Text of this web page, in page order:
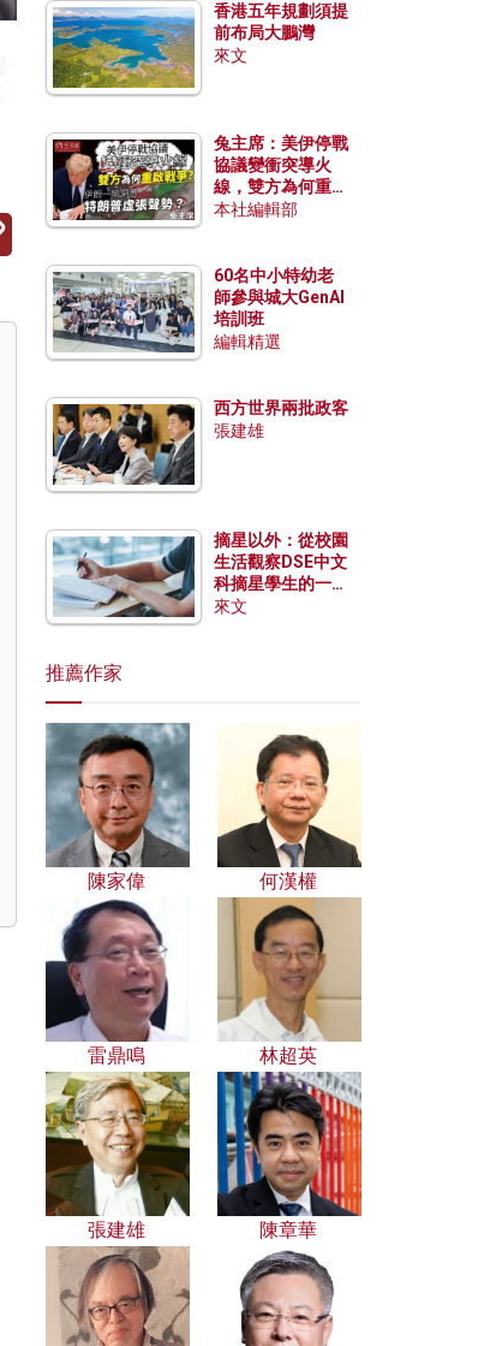
Copy
香港五年規劃須提
前布局大鵬灣
來文
兔主席：美伊停戰
協議變衝突導火
線，雙方為何重啟
戰爭？伊朗一早洞
本社編輯部
60名中小特幼老
師參與城大GenAI
培訓班
編輯精選
西方世界兩批政客
張建雄
摘星以外：從校園
生活觀察DSE中文
科摘星學生的一點
特質
來文
推薦作家
陳家偉 何漢權
雷鼎鳴 林超英
張建雄 陳章華